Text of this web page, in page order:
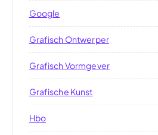
Google
Grafisch Ontwerper
Grafisch Vormgever
Grafische Kunst
Hbo